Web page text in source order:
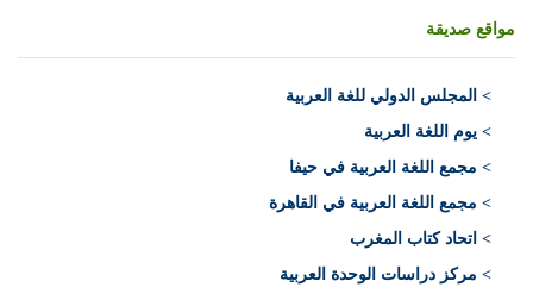
مواقع صديقة
> المجلس الدولي للغة العربية
> يوم اللغة العربية
> مجمع اللغة العربية في حيفا
> مجمع اللغة العربية في القاهرة
> اتحاد كتاب المغرب
> مركز دراسات الوحدة العربية